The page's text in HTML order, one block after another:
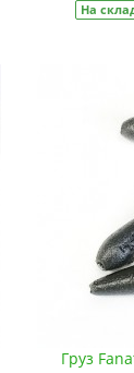
На
Груз